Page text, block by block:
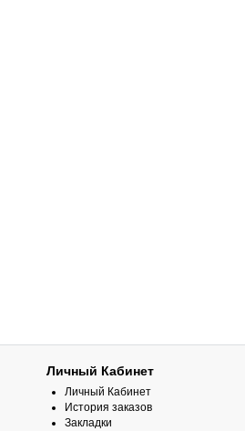
Личный Кабинет
Личный Кабинет
История заказов
Закладки